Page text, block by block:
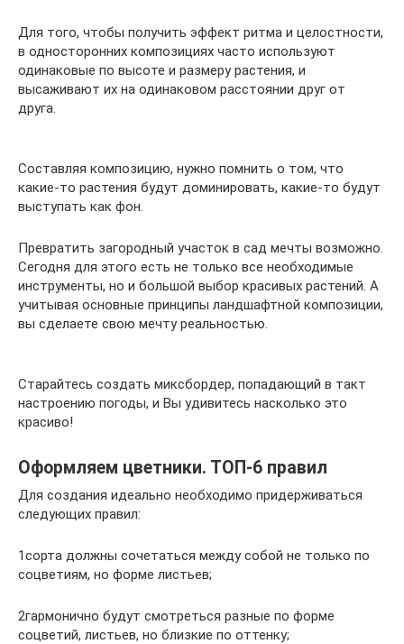
Для того, чтобы получить эффект ритма и целостности,
в односторонних композициях часто используют
одинаковые по высоте и размеру растения, и
высаживают их на одинаковом расстоянии друг от
друга.
Составляя композицию, нужно помнить о том, что
какие-то растения будут доминировать, какие-то будут
выступать как фон.
Превратить загородный участок в сад мечты возможно.
Сегодня для этого есть не только все необходимые
инструменты, но и большой выбор красивых растений. А
учитывая основные принципы ландшафтной композиции,
вы сделаете свою мечту реальностью.
Старайтесь создать миксбордер, попадающий в такт
настроению погоды, и Вы удивитесь насколько это
красиво!
Оформляем цветники. ТОП-6 правил
Для создания идеально необходимо придерживаться
следующих правил:
1сорта должны сочетаться между собой не только по
соцветиям, но форме листьев;
2гармонично будут смотреться разные по форме
соцветий, листьев, но близкие по оттенку;